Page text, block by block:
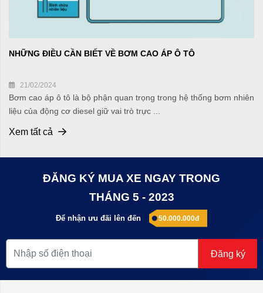
NHỮNG ĐIỀU CẦN BIẾT VỀ BƠM CAO ÁP Ô TÔ
21/02/2024
Bơm cao áp ô tô là bộ phận quan trọng trong hệ thống bơm nhiên
liệu của động cơ diesel giữ vai trò trực ...
Xem tất cả
ĐĂNG KÝ MUA XE NGAY TRONG
THÁNG 5 - 2023
Để nhận ưu đãi lên đến 50.000.000đ
Đăng ký